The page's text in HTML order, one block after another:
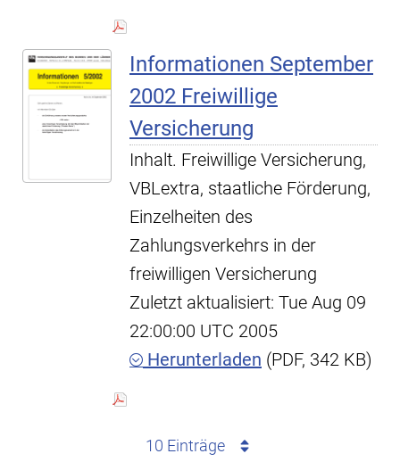
Informationen September
2002 Freiwillige
Versicherung
Inhalt. Freiwillige Versicherung,
VBLextra, staatliche Förderung,
Einzelheiten des
Zahlungsverkehrs in der
freiwilligen Versicherung
Zuletzt aktualisiert: Tue Aug 09
22:00:00 UTC 2005
Herunterladen (PDF, 342 KB)
10 Einträge